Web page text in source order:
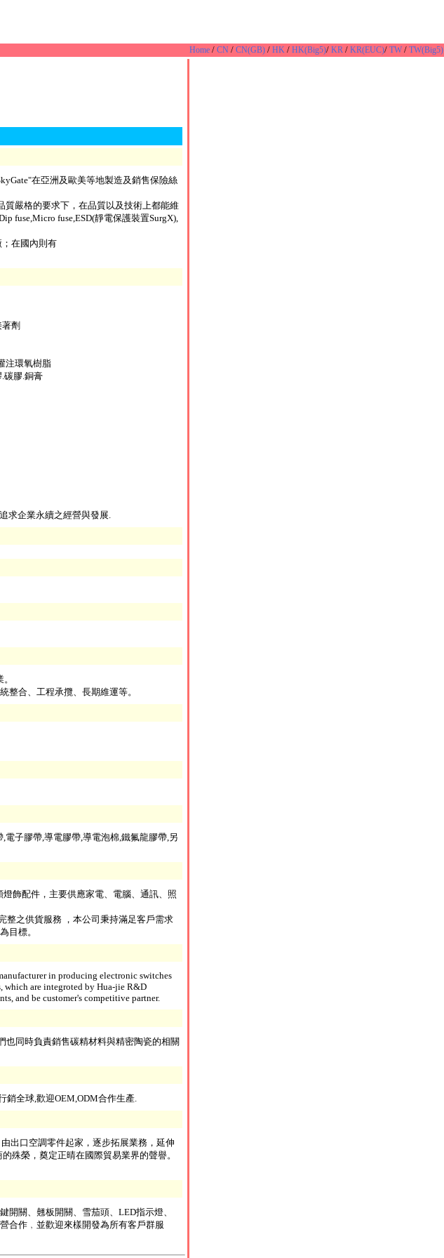
Home / CN / CN(GB) / HK / HK(Big5)/ KR / KR(EUC)/ TW / TW(Big5)
在亞洲及歐美等地製造及銷售保險絲
質嚴格的要求下，在品質以及技術上都能維
fuse,Micro fuse,ESD(靜電保護裝置SurgX),
；在國內則有
劑
注環氧樹脂
碳膠.銅膏
求企業永續之經營與發展.
整合、工程承攬、長期維運等。
子膠帶,導電膠帶,導電泡棉,鐵氟龍膠帶,另
飾配件，主要供應家電、電腦、通訊、照
整之供貨服務 ，本公司秉持滿足客戶需求
目標。
in producing electronic switches
which are integroted by Hua-jie R&D
and be customer's competitive partner.
也同時負責銷售碳精材料與精密陶瓷的相關
銷全球,歡迎OEM,ODM合作生產.
出口空調零件起家，逐步拓展業務，延伸
殊榮，奠定正晴在國際貿易業界的聲譽。
開關、翹板開關、雪茄頭、LED指示燈、
合作﹐並歡迎來樣開發為所有客戶群服